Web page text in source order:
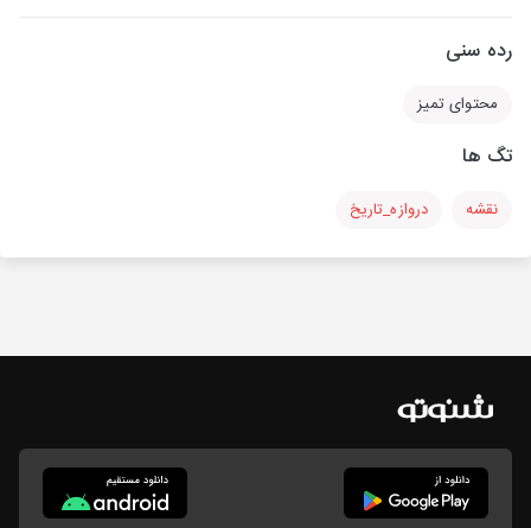
رده سنی
محتوای تمیز
تگ ها
نقشه دروازه_تاریخ